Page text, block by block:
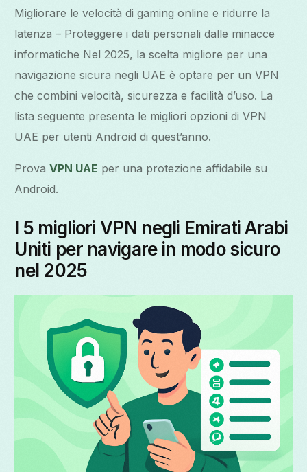
Migliorare le velocità di gaming online e ridurre la
latenza – Proteggere i dati personali dalle minacce
informatiche Nel 2025, la scelta migliore per una
navigazione sicura negli UAE è optare per un VPN
che combini velocità, sicurezza e facilità d’uso. La
lista seguente presenta le migliori opzioni di VPN
UAE per utenti Android di quest’anno.
ProvaVPN UAE per una protezione affidabile su
Android.
I 5 migliori VPN negli Emirati Arabi
Uniti per navigare in modo sicuro
nel 2025